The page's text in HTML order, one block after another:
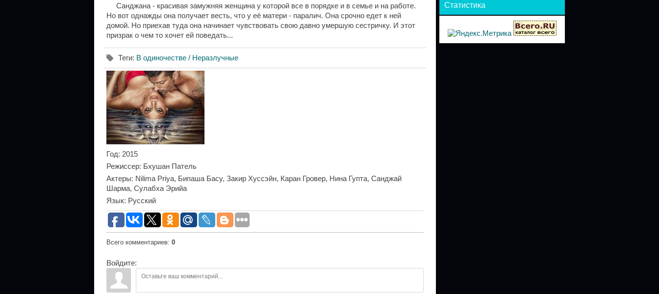
Санджана - красивая замужняя женщина у которой все в порядке и в семье и на работе.
Но вот однажды она получает весть, что у её матери - паралич. Она срочно едет к ней
домой. Но приехав туда она начинает чувствовать свою давно умершую сестричку. И этот
призрак о чем то хочет ей поведать...
Теги: В одиночестве / Неразлучные
Год: 2015
Режиссер: Бхушан Патель
Актеры: Nilima Priya, Бипаша Басу, Закир Хуссэйн, Каран Гровер, Нина Гупта, Санджай
Шарма, Сулабха Эрийа
Язык: Русский
Всего комментариев: 0
Войдите:
Статистика